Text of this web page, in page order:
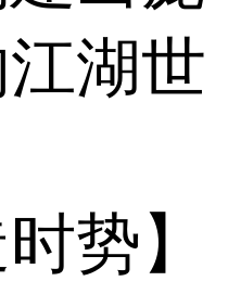
湖世
势】